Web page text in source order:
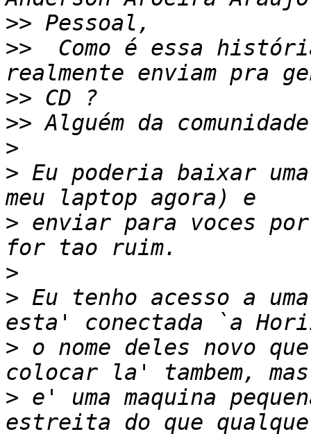
>>
>>
Como é essa
>>
>>
>
> Eu poderia baixar
> enviar para voces
>
> Eu tenho acesso a
> o nome deles novo
> e' uma maquina